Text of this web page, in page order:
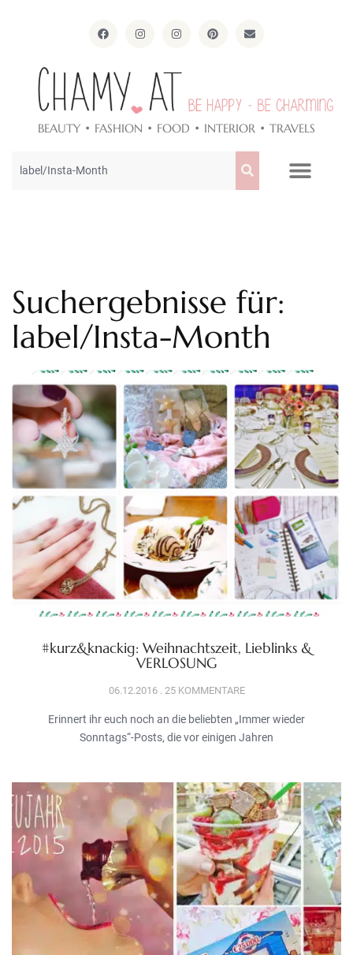
BEAUTY • FASHION • FOOD • INTERIOR • TRAVELS
Suchergebnisse für:
label/Insta-Month
#kurz&knackig: Weihnachtszeit, Lieblinks &
VERLOSUNG
06.12.2016 25 KOMMENTARE
Erinnert ihr euch noch an die beliebten „Immer wieder
Sonntags“-Posts, die vor einigen Jahren